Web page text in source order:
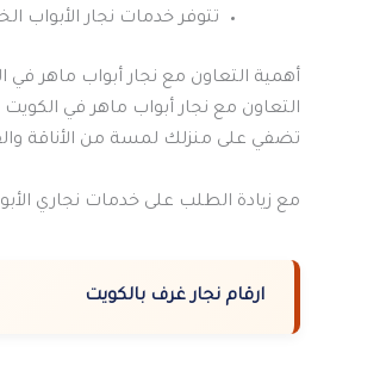
تتوفر خدمات نجار الأبواب الخشبية على مدار 24 ساعة في
أهمية التعاون مع نجار أبواب ماهر في
التعاون مع نجار أبواب ماهر في
تضفي على منزلك لمسة من الأناقة
مع زيادة الطلب على خدمات نجاري
ارقام نجار غرف بالكويت